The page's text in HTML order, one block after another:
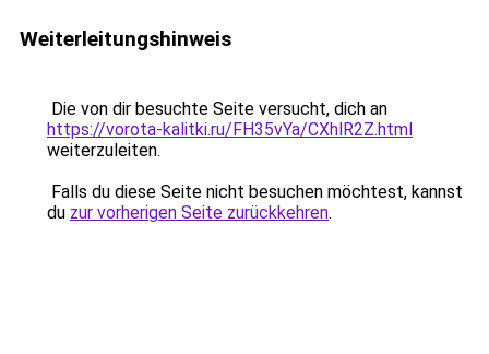
Weiterleitungshinweis
Die von dir besuchte Seite versucht, dich an
https://vorota-kalitki.ru/FH35vYa/CXhlR2Z.html
weiterzuleiten.
Falls du diese Seite nicht besuchen möchtest, kannst
du zur vorherigen Seite zurückkehren.